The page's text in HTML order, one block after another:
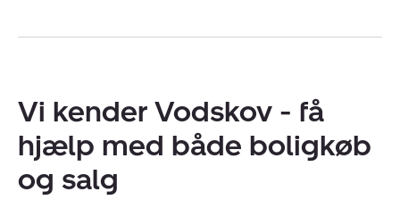
Vi kender Vodskov - få
hjælp med både boligkøb
og salg